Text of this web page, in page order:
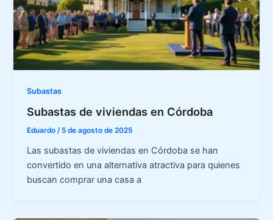
Subastas
Subastas de viviendas en Córdoba
Eduardo/ 5 de agosto de 2025
Las subastas de viviendas en Córdoba se han
convertido en una alternativa atractiva para quienes
buscan comprar una casa a